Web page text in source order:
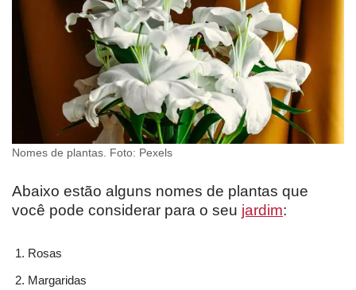
Nomes de plantas. Foto: Pexels
Abaixo estão alguns nomes de plantas que
você pode considerar para o seu jardim:
Rosas
Margaridas